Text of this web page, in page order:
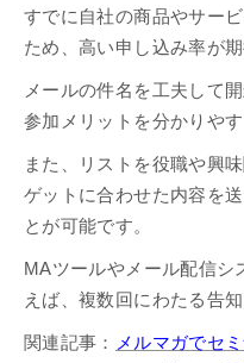
すでに自社の商品やサー
ため、高い申し込み率が期
メールの件名を工夫して
参加メリットを分かりや
また、リストを役職や興
ゲットに合わせた内容を
とが可能です。
MAツールやメール配信シ
えば、複数回にわたる告
関連記事： メルマガでセ